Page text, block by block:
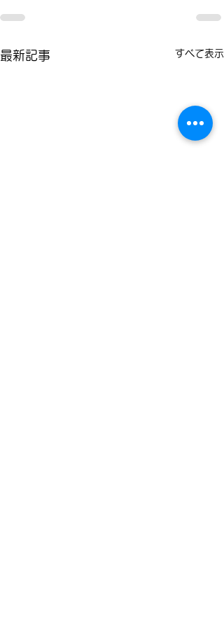
最新記事 すべて表示